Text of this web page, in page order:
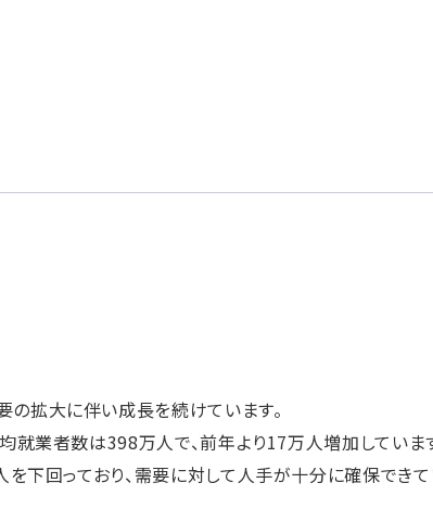
の拡大に伴い成長を続けています。
就業者数は398万人で、前年より17万人増加していま
下回っており、需要に対して人手が十分に確保でき